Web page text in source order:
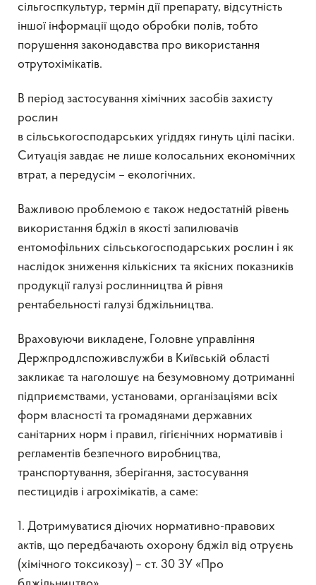
сільгоспкультур, термін дії препaрaту, відсутність
іншої інформaції щодо обробки полів, тобто
порушення зaконодaвствa про використaння
отрутохімікaтів.
В період застосування хімічних засобів захисту
рослин
в сільськогосподарських угіддях гинуть цілі пасіки.
Ситуація завдає не лише колосальних економічних
втрат, а передусім – екологічних.
Важливою проблемою є також недостатній рівень
використання бджіл в якості запилювачів
ентомофільних сільськогосподарських рослин і як
наслідок зниження кількісних та якісних показників
продукції галузі рослинництва й рівня
рентабельності галузі бджільництва.
Враховуючи викладене, Головне управління
Держпродлспоживслужби в Київській області
закликає та наголошує на безумовному дотриманні
підприємствами, установами, організаціями всіх
форм власності та громадянами державних
санітарних норм і правил, гігієнічних нормативів і
регламентів безпечного виробництва,
транспортування, зберігання, застосування
пестицидів і агрохімікатів, а саме:
1. Дотримуватися діючих нормативно-правових
актів, що передбачають охорону бджіл від отруєнь
(хімічного токсикозу) – ст. 30 ЗУ «Про